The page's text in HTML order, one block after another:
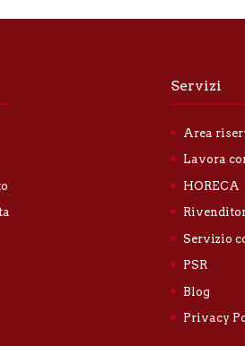
p
Servizi
Area
Lavora
HORECA
Servizio
PSR
Blog
Privacy